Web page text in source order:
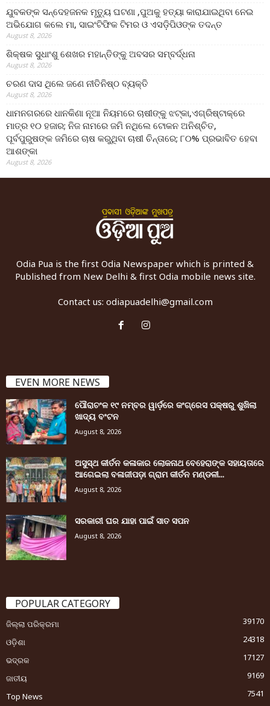
ଯୁବକଙ୍କ ସନ୍ଦେହଜନକ ମୃତ୍ୟୁ ଘଟଣା ,ପୁଅକୁ ହତ୍ୟା କାରାଯାଇଥିବା ନେଇ
ଅଭିଯୋଗ କଲେ ମା, ସାଇଂଟିଫିକ ଟିମର ଓ ଏସଡ଼ିପିଓଙ୍କ ତଦନ୍ତ
August 8, 2026
ଶିକ୍ଷକ ସୁଧାଂଶୁ ଶେଖର ମହାନ୍ତିଙ୍କୁ ଅବସର ସମ୍ବର୍ଦ୍ଧନା
August 8, 2026
ଚରଣ ଦାସ ଥିଲେ ଜଣେ ନୀତିନିଷ୍ଠ ବ୍ୟକ୍ତି
August 8, 2026
ଧାମନଗରରେ ଧାନକିଣା ନୂଆ ନିୟମରେ ଚାଷୀଙ୍କୁ ଝଟ୍‌କା,ଏଗ୍ରିଷ୍ଟାକ୍‌ରେ
ମାତ୍ର ୧୦ ହଜାର; ନିଜ ନାମରେ ଜମି ନଥିଲେ ଟୋକନ ଅନିଶ୍ଚିତ,
ପୂର୍ବପୁରୁଷଙ୍କ ଜମିରେ ଚାଷ କରୁଥିବା ଚାଷୀ ଚିନ୍ତାରେ; ୮୦% ପ୍ରଭାବିତ ହେବା
ଆଶଙ୍କା
August 8, 2026
Odia Pua is the first Odia Newspaper which is printed &
Published from New Delhi & first Odia mobile news site.
Contact us: odiapuadelhi@gmail.com
EVEN MORE NEWS
ପୌରାଚଂଳ ୧୯ ନମ୍ବର ୱାର୍ଡ଼ରେ କଂଗ୍ରେସ ପକ୍ଷରୁ ଶୁଖିଲା
ଖାଦ୍ୟ ବଂଟନ
August 8, 2026
ଅସୁସ୍ଥ କୀର୍ତନ କଳାକାର ଲୋକନାଥ ବେହେରାଙ୍କ ସହାୟତାରେ
ଆଗେଇଲା ବଳାଜୀପଡ଼ା ଗ୍ରାମ କୀର୍ତନ ମଣ୍ଡଳୀ...
August 8, 2026
ସରକାରୀ ଘର ଯାହା ପାଇଁ ସାତ ସପନ
August 8, 2026
POPULAR CATEGORY
ଜିଲ୍ଲା ପରିକ୍ରମା
39170
ଓଡ଼ିଶା
24318
ଭଦ୍ରକ
17127
ଜାତୀୟ
9169
Top News
7541